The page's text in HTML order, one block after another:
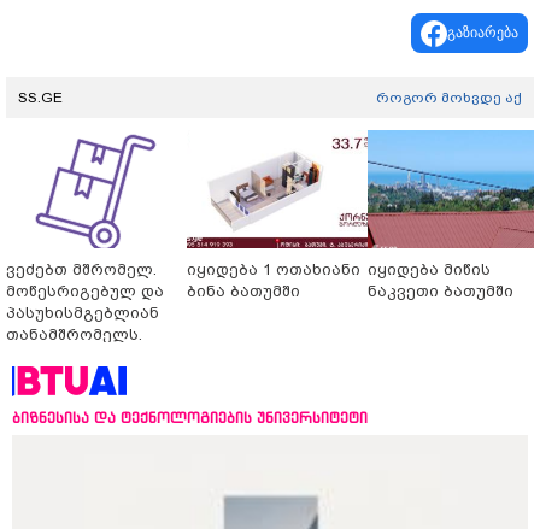
Video
გაზიარება
SS.GE როგორ მოხვდე აქ
ვეძებთ მშრომელ.
მოწესრიგებულ და
პასუხისმგებლიან
თანამშრომელს.
იყიდება 1 ოთახიანი
ბინა ბათუმში
იყიდება მიწის
ნაკვეთი ბათუმში
ბიზნესისა და ტექნოლოგიების უნივერსიტეტი